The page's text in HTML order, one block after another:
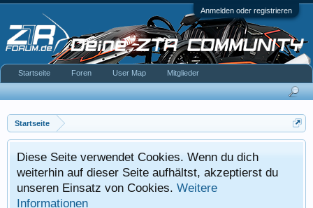
Anmelden oder registrieren
Startseite
Diese Seite verwendet Cookies. Wenn du dich
weiterhin auf dieser Seite aufhältst, akzeptierst du
unseren Einsatz von Cookies. Weitere
Informationen
Startseite Foren User Map Mitglieder